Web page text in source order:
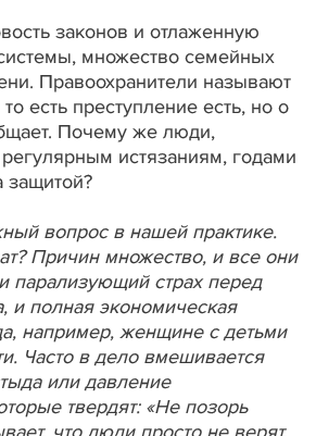
законов и отлаженную
множество семейных
Правоохранители называют
есть преступление есть, но о
Почему же люди,
истязаниям, годами
защитой?
вопрос в нашей практике.
Причин множество, и все они
парализующий страх перед
и полная экономическая
например, женщине с детьми
Часто в дело вмешивается
или давление
твердят: «Не позорь